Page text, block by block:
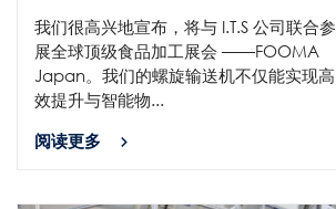
我们很高兴地宣布，将与 I.T.S 公司联合参
展全球顶级食品加工展会 ——FOOMA
Japan。我们的螺旋输送机不仅能实现高
效提升与智能物...
阅读更多